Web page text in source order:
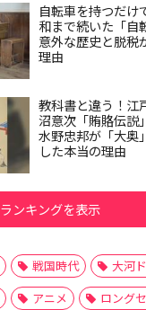
自転車を持つだけ
和まで続いた「自
意外な歴史と脱税
理由
教科書と違う！江
沼意次「賄賂伝説
水野忠邦が「大奥
した本当の理由
ランキングを表示
戦国時代
大河
アニメ
ロング